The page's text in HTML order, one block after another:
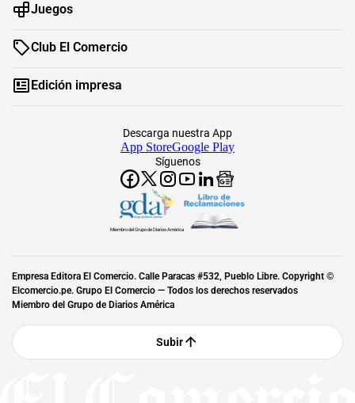
Juegos
Club El Comercio
Edición impresa
Síguenos
Descarga nuestra App
App StoreGoogle Play
Miembro del Grupo de Diarios América
Empresa Editora El Comercio. Calle Paracas #532, Pueblo Libre. Copyright ©
Elcomercio.pe. Grupo El Comercio — Todos los derechos reservados
Miembro del Grupo de Diarios América
Subir